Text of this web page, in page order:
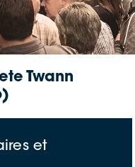
Twann
et